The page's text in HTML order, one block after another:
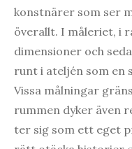
konstnärer som ser
överallt. I måleriet, i
dimensioner och
runt i ateljén som en
Vissa målningar
rummen dyker även
ter sig som ett eget